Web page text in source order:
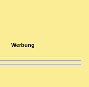
Werbung